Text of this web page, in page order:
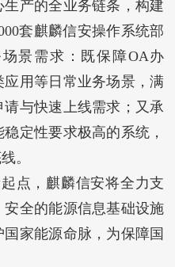
产的全业务链条，构建
套麒麟信安操作系统部
景需求：既保障OA办
用等日常业务场景，满
与快速上线需求；又承
定性要求极高的系统，
。
点，麒麟信安将全力支
全的能源信息基础设施
家能源命脉，为保障国